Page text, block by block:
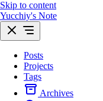
Skip to content
Yucchiy's Note
Posts
Projects
Tags
Archives